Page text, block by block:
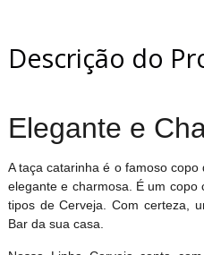
Descrição do
Elegante e
A taça catarinha é o famoso
elegante e charmosa. É um
tipos de Cerveja. Com certeza,
Bar da sua casa.